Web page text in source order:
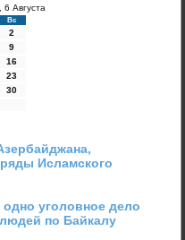
6 Августа
Вс
2
9
16
23
30
Исламского
уголовное дело
по Байкалу